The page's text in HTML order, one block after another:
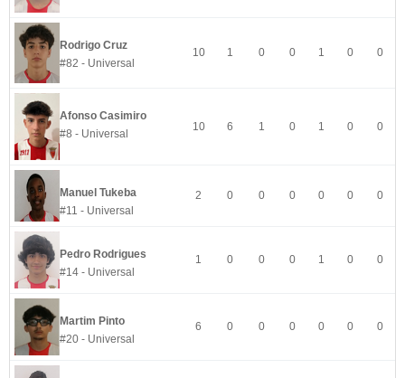
Rodrigo Cruz
#82 - Universal
10 1 0 0 1 0 0
Afonso Casimiro
#8 - Universal
10 6 1 0 1 0 0
Manuel Tukeba
#11 - Universal
2 0 0 0 0 0 0
Pedro Rodrigues
#14 - Universal
1 0 0 0 1 0 0
Martim Pinto
#20 - Universal
6 0 0 0 0 0 0